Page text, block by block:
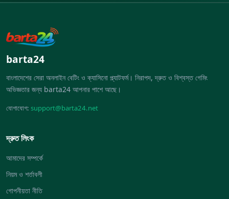
barta24
বাংলাদেশের সেরা অনলাইন বেটিং ও ক্যাসিনো প্ল্যাটফর্ম। নিরাপদ, দ্রুত ও বিশ্বস্ত গেমিং
অভিজ্ঞতার জন্য barta24 আপনার পাশে আছে।
যোগাযোগ: support@barta24.net
দ্রুত লিংক
আমাদের সম্পর্কে
নিয়ম ও শর্তাবলী
গোপনীয়তা নীতি